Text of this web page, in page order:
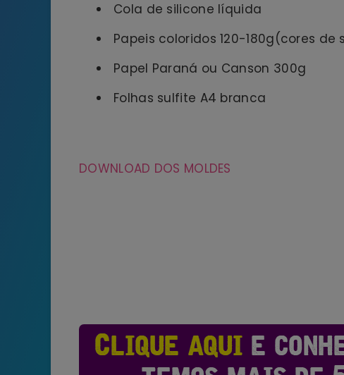
Cola de silicone líquida
Papeis coloridos 120-180g(cores
Papel Paraná ou Canson 300g
Folhas sulfite A4 branca
DOWNLOAD DOS MOLDES